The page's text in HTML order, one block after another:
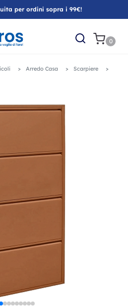
per ordini sopra i 99€!
0
Arredo Casa Scarpiere